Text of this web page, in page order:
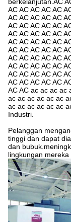
AC AC AC AC AC
AC AC AC AC AC
AC AC AC AC AC
AC AC AC AC AC
AC AC AC AC AC
AC AC AC AC AC
AC AC AC AC AC
AC AC AC AC AC
AC AC AC AC AC
AC AC AC AC AC
AC AC ac ac ac ac
ac ac ac ac ac ac
ac ac ac ac ac ac
Industri.
Pelanggan
tinggi dan dapat
dan
lingkungan mereka